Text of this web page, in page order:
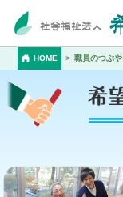
HOME 職員のつぶや